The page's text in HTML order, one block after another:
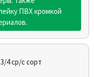
ПВХ кромкой
4 ср/с сорт